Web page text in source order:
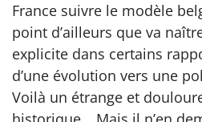
France suivre le modèle
point d’ailleurs que va
explicite dans certains
d’une évolution vers une
Voilà un étrange et